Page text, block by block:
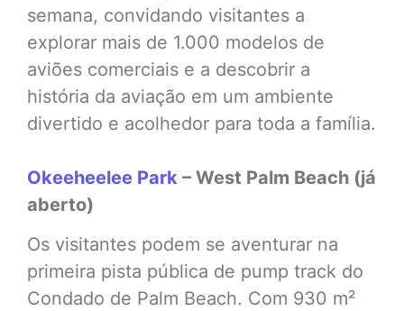
semana, convidando visitantes a
explorar mais de 1.000 modelos de
aviões comerciais e a descobrir a
história da aviação em um ambiente
divertido e acolhedor para toda a família.
Okeeheelee Park – West Palm Beach (já
aberto)
Os visitantes podem se aventurar na
primeira pista pública de pump track do
Condado de Palm Beach. Com 930 m²